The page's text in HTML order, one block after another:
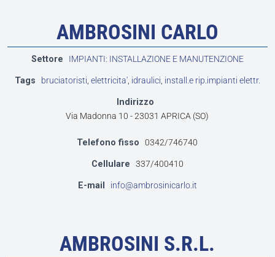
AMBROSINI CARLO
Settore IMPIANTI: INSTALLAZIONE E MANUTENZIONE
Tags bruciatoristi, elettricita', idraulici, install.e rip.impianti elettr.
Indirizzo
Via Madonna 10 - 23031 APRICA (SO)
Telefono fisso 0342/746740
Cellulare 337/400410
E-mail info@ambrosinicarlo.it
AMBROSINI S.R.L.